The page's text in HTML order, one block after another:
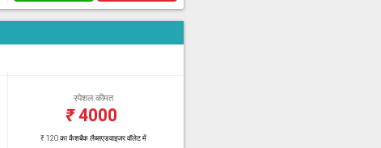
स्पेशल कीमत
₹4000
₹ 120 का कैशबैक लैब्सएडवाइजर वॉलेट में